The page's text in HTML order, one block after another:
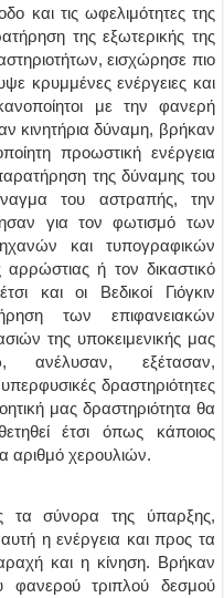
και τις ωφελιμότητες της
της εξωτερικής της
εισχώρησε πιο
κρυμμένες ενέργειες και
με την φανερή
κινητήρια δύναμη, βρήκαν
προωστική ενέργεια
της δύναμης του
του αστραπής, την
για τον φωτισμό των
και τυπογραφικών
ή τον δικαστικό
και οι Βεδικοί Γιόγκιν
των επιφανειακών
της υποκειμενικής μας
ανέλυσαν, εξέτασαν,
δραστηριότητες
μας δραστηριότητα θα
έτσι όπως κάποιος
αριθμό χερουλιών.
τα σύνορα της ύπαρξης,
η ενέργεια και προς τα
και η κίνηση. Βρήκαν
φανερού τριπλού δεσμού